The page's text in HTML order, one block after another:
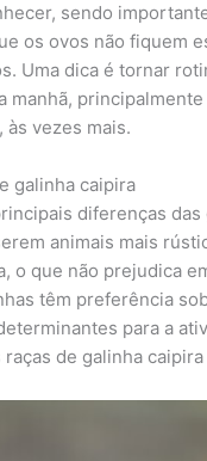
sendo
os ovos não fiquem
Uma dica é tornar
manhã,
às vezes mais.
galinha caipira
diferenças
animais mais
o que não prejudica
têm preferência
para a
de galinha